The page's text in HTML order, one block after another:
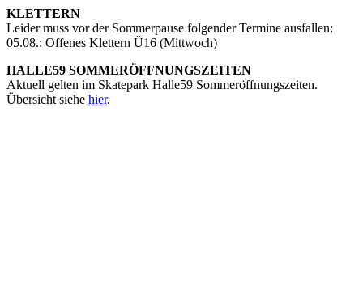
KLETTERN
Leider muss vor der Sommerpause folgender Termine ausfallen:
05.08.: Offenes Klettern Ü16 (Mittwoch)
HALLE59 SOMMERÖFFNUNGSZEITEN
Aktuell gelten im Skatepark Halle59 Sommeröffnungszeiten.
Übersicht siehe hier.